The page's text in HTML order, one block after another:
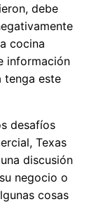
debe
cocina
información
tenga este
desafíos
Texas
discusión
negocio o
cosas